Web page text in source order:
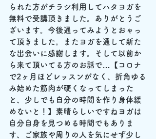
られた方がチラシ利用してハタヨガを
無料で受講頂きました。ありがとうご
ざいます。今後通ってみようとおゃっ
て頂きました。またヨガを通して新た
な出会いに感謝します。そして以前か
ら来て頂いてる方のお話で…【コロナ
で2ヶ月ほどレッスンがなく、折角ゆる
み始めた筋肉が硬くなってしまった
と、少しでも自分の時間を作り身体緩
めないと！】素晴らしいですねヨガは
自分自身を見つめる時間でもありま
す、ご家族や周りの人を気にせず少し